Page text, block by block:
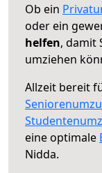
Ob ein
oder ein
helfen, damit
umziehen
Allzeit bereit
eine optimale
Nidda.